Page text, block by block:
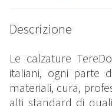
Descrizione
Le calzature
italiani, ogni parte
materiali, cura,
alti standard di